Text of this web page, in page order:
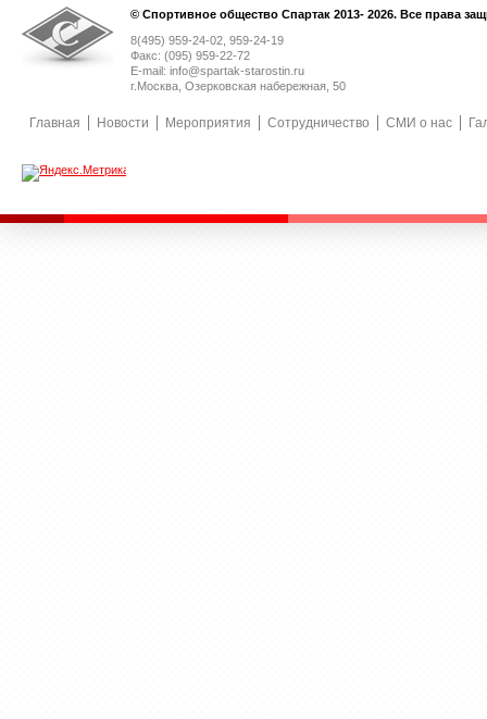
© Спортивное общество Спартак 2013- 2026. Все права
8(495) 959-24-02, 959-24-19
Факс: (095) 959-22-72
E-mail: info@spartak-starostin.ru
г.Москва, Озерковская набережная, 50
Главная Новости Мероприятия Сотрудничество СМИ о нас